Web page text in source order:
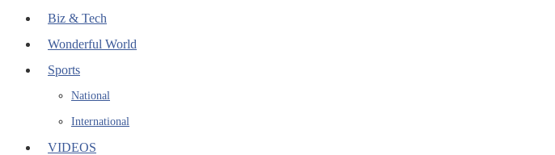
Biz & Tech
Wonderful World
Sports
National
International
VIDEOS